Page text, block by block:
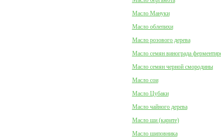
Масло Мануки
Масло облепихи
Масло розового дерева
Масло семян винограда
Масло семян черной смородины
Масло сои
Масло Цубаки
Масло чайного дерева
Масло ши (карите)
Масло шиповника